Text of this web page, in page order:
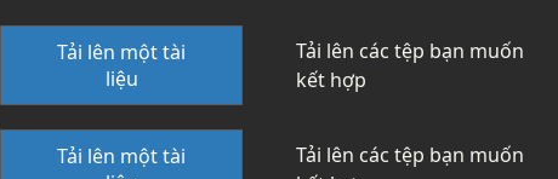
Tải lên một tài
liệu
Tải lên các tệp bạn muốn
kết hợp
Tải lên một tài
Tải lên các tệp bạn muốn